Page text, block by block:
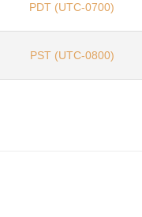
PDT (UTC-0700)
PST (UTC-0800)